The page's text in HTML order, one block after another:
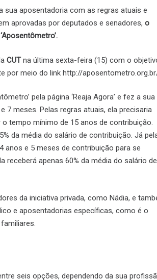
sua aposentadoria com as regras atuais e
aprovadas por deputados e senadores,o
CUTna última sexta-feira (15) com o
por meio do link http://
pela página ‘Reaja Agora’ e fez a sua
meses. Pelas regras atuais, ela precisaria
tempo mínimo de 15 anos de contribuição.
da média do salário de contribuição. Já
anos e 5 meses de contribuição para se
receberá apenas 60% da média do salário de
da iniciativa privada, como Nádia, e
e aposentadorias específicas, como é o
seis opções, dependendo da sua